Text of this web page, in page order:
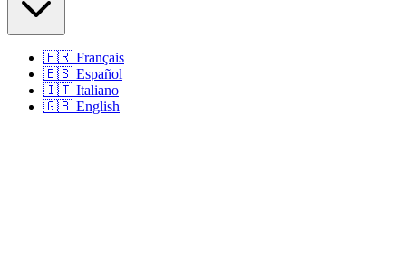
🇫🇷 Français
🇪🇸 Español
🇮🇹 Italiano
🇬🇧 English